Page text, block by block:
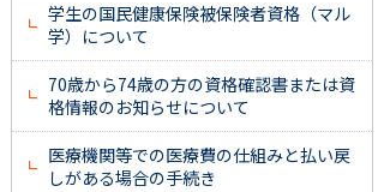
学生の国民健康保険被保険者資格（マル
学）について
70歳から74歳の方の資格確認書または資
格情報のお知らせについて
医療機関等での医療費の仕組みと払い戻
しがある場合の手続き